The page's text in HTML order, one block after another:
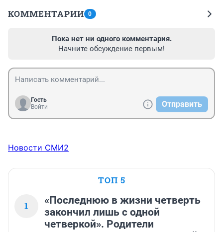
КОММЕНТАРИИ 0
Пока нет ни одного комментария.
Начните обсуждение первым!
Гость
Войти
Отправить
Новости СМИ2
ТОП 5
1
«Последнюю в жизни четверть
закончил лишь с одной
четверкой». Родители